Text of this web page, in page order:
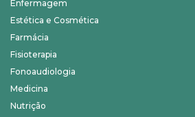
Enfermagem
Estética e Cosmética
Farmácia
Fisioterapia
Fonoaudiologia
Medicina
Nutrição